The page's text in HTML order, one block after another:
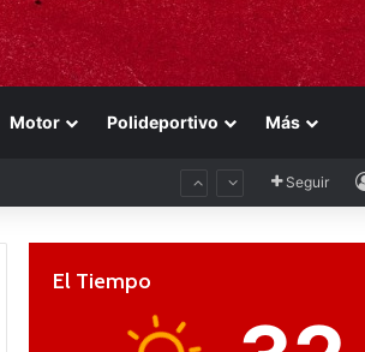
Motor Polideportivo Más
Seguir
El Tiempo